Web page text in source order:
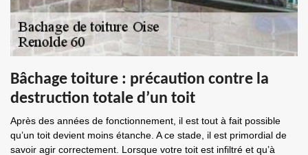
Bâchage toiture : précaution contre la
destruction totale d’un toit
Après des années de fonctionnement, il est tout à fait possible
qu’un toit devient moins étanche. A ce stade, il est primordial de
savoir agir correctement. Lorsque votre toit est infiltré et qu’à